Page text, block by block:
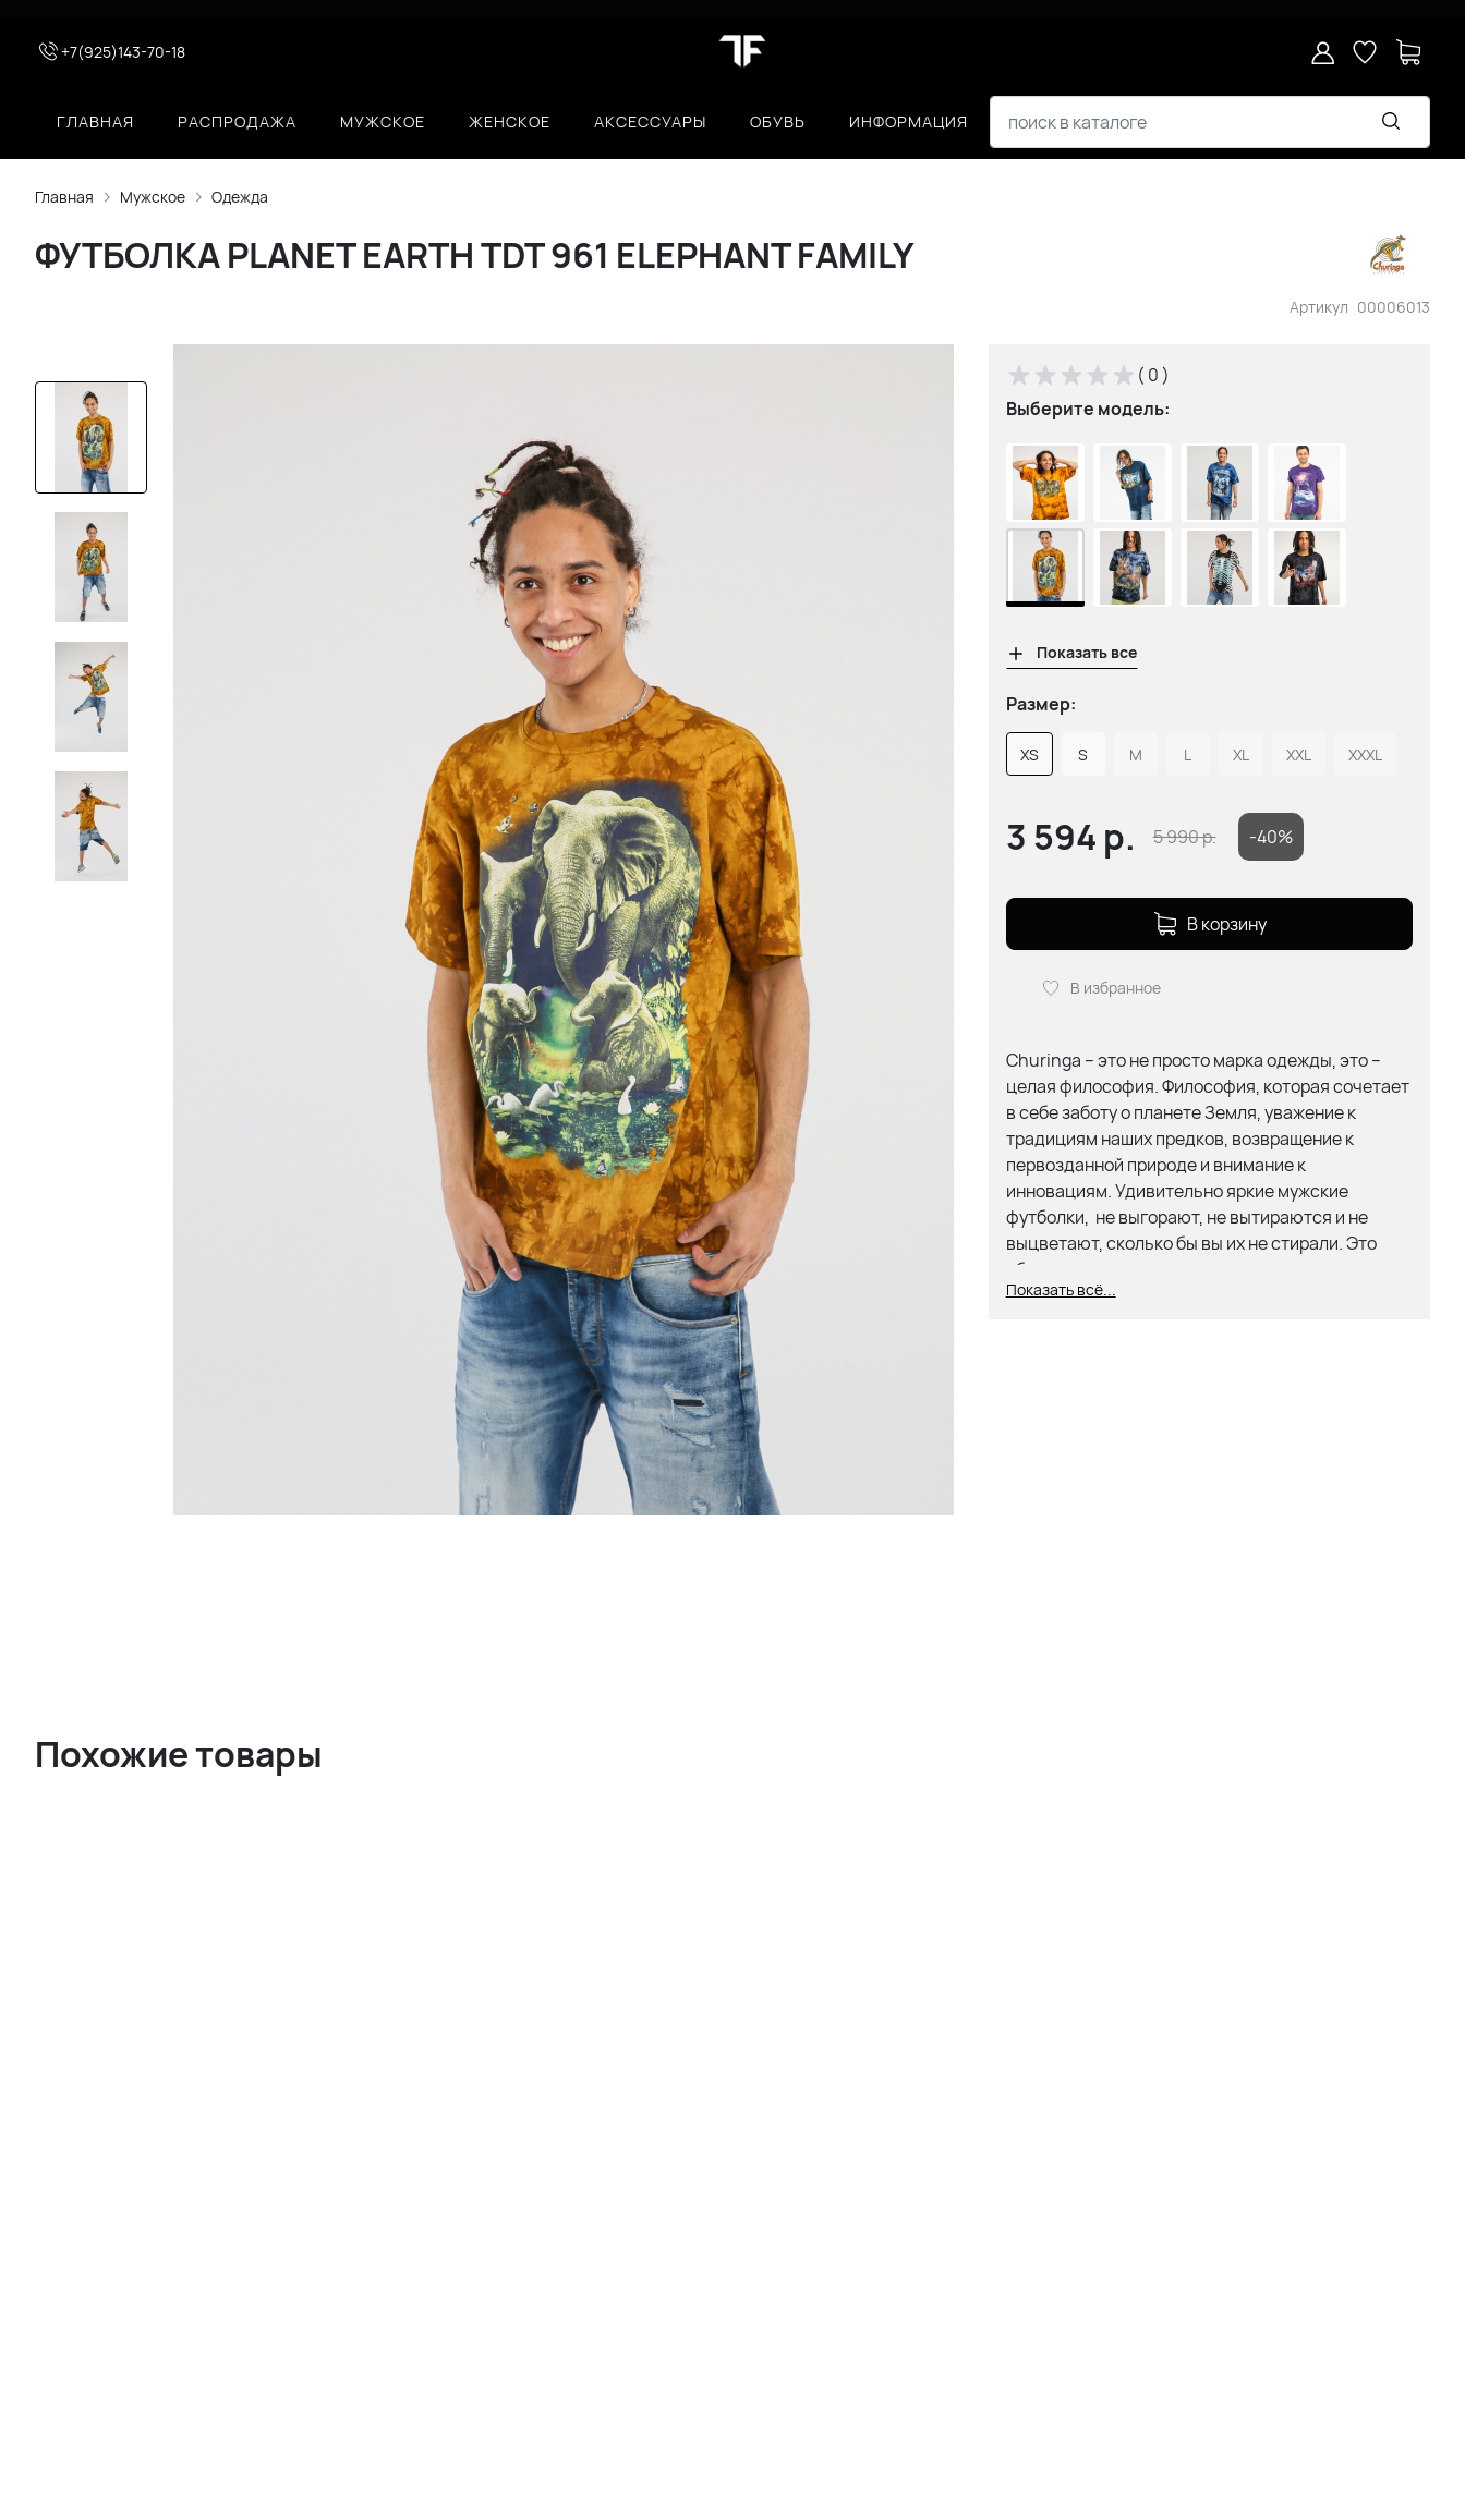
+7(925)143-70-18
ГЛАВНАЯ РАСПРОДАЖА МУЖСКОЕ ЖЕНСКОЕ АКСЕССУАРЫ ОБУВЬ ИНФОРМАЦИЯ
Главная Мужское Одежда
Артикул 00006013
ФУТБОЛКА PLANET EARTH TDT 961 ELEPHANT FAMILY
( 0 )
Выберите модель:
Показать все
Размер:
XS S M L XL XXL XXXL
3 594 р. 5 990р. -40%
В корзину
В избранное
Churinga – это не просто марка одежды, это –
целая философия. Философия, которая сочетает
в себе заботу о планете Земля, уважение к
традициям наших предков, возвращение к
первозданной природе и внимание к
инновациям. Удивительно яркие мужские
футболки, не выгорают, не вытираются и не
выцветают, сколько бы вы их не стирали. Это
объясняется тем, что в процессе окрашивания
используются только натуральные пигменты.
Показать всё...
Похожие товары